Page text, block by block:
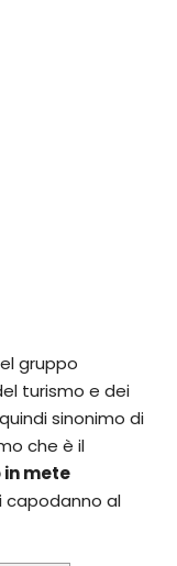
gruppo
turismo e dei
sinonimo di
che è il
mete
capodanno al